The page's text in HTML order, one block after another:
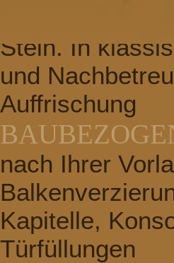
Stein. In
und
Auffrischung
nach Ihrer
Kapitelle,
Türfüllungen